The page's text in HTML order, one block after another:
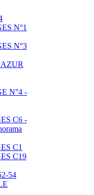
N°1
N°3
N°4 -
C6 -
C1
C19
54